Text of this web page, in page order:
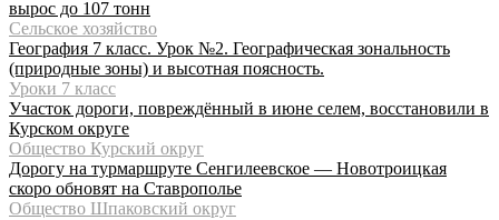
вырос до 107 тонн
Сельское хозяйство
География 7 класс. Урок №2. Географическая зональность
(природные зоны) и высотная поясность.
Уроки 7 класс
Участок дороги, повреждённый в июне селем, восстановили в
Курском округе
Общество Курский округ
Дорогу на турмаршруте Сенгилеевское — Новотроицкая
скоро обновят на Ставрополье
Общество Шпаковский округ